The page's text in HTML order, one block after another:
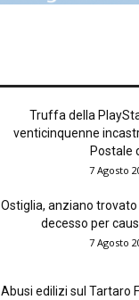
Truffa della
venticinquenne
Postale
7 Agosto
Ostiglia, anziano
decesso per
7 Agosto
Abusi edilizi sul Tartaro